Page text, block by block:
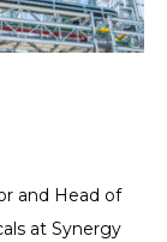
and Head of
at Synergy